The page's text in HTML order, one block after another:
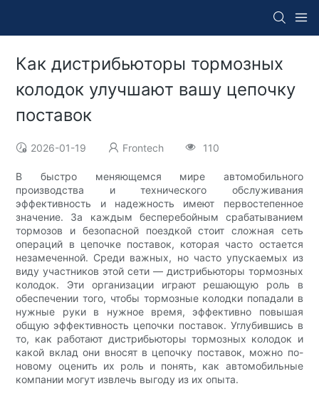
Как дистрибьюторы тормозных
колодок улучшают вашу цепочку
поставок
2026-01-19 Frontech 110
В быстро меняющемся мире автомобильного
производства и технического обслуживания
эффективность и надежность имеют первостепенное
значение. За каждым бесперебойным срабатыванием
тормозов и безопасной поездкой стоит сложная сеть
операций в цепочке поставок, которая часто остается
незамеченной. Среди важных, но часто упускаемых из
виду участников этой сети — дистрибьюторы тормозных
колодок. Эти организации играют решающую роль в
обеспечении того, чтобы тормозные колодки попадали в
нужные руки в нужное время, эффективно повышая
общую эффективность цепочки поставок. Углубившись в
то, как работают дистрибьюторы тормозных колодок и
какой вклад они вносят в цепочку поставок, можно по-
новому оценить их роль и понять, как автомобильные
компании могут извлечь выгоду из их опыта.